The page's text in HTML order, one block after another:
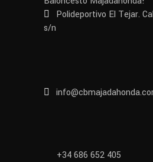
Polideportivo El Tejar.
s/n
+34 686 652 405